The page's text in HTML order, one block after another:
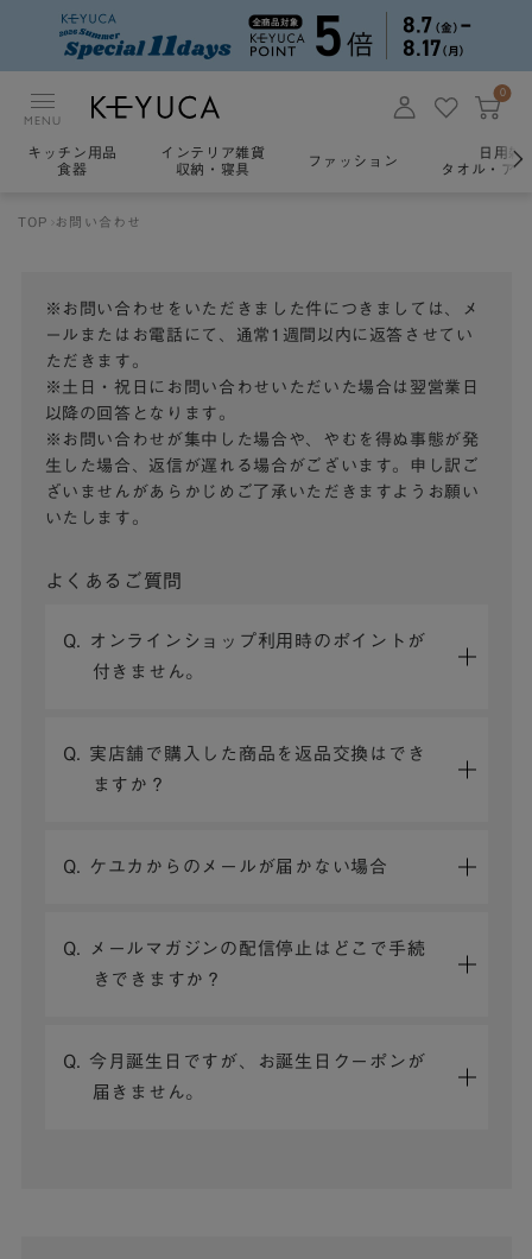
MENU
0
キッチン用品
食器
インテリア雑貨
収納・寝具
ファッション
日用雑
タオル・ア
TOP お問い合わせ
※お問い合わせをいただきました件につきましては、メ
ールまたはお電話にて、通常1週間以内に返答させてい
ただきます。
※土日・祝日にお問い合わせいただいた場合は翌営業日
以降の回答となります。
※お問い合わせが集中した場合や、やむを得ぬ事態が発
生した場合、返信が遅れる場合がございます。申し訳ご
ざいませんがあらかじめご了承いただきますようお願い
いたします。
よくあるご質問
Q. オンラインショップ利用時のポイントが
付きません。
Q. 実店舗で購入した商品を返品交換はでき
ますか？
Q. ケユカからのメールが届かない場合
Q. メールマガジンの配信停止はどこで手続
きできますか？
Q. 今月誕生日ですが、お誕生日クーポンが
届きません。